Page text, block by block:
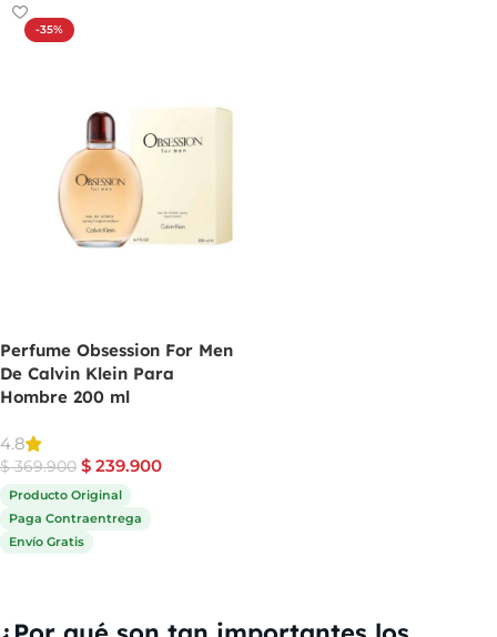
-35%
Perfume Obsession For Men
De Calvin Klein Para
Hombre 200 ml
4.8
$369.900 $ 239.900
Producto Original
Paga Contraentrega
Envío Gratis